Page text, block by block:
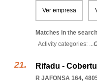
Ver empresa
Matches in the
Activity categories: ...
Rifadu -
R JAFONSA 164,